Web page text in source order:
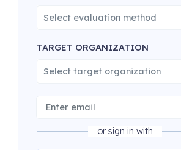
Select evaluation method
TARGET ORGANIZATION
Select target organization
or sign in with